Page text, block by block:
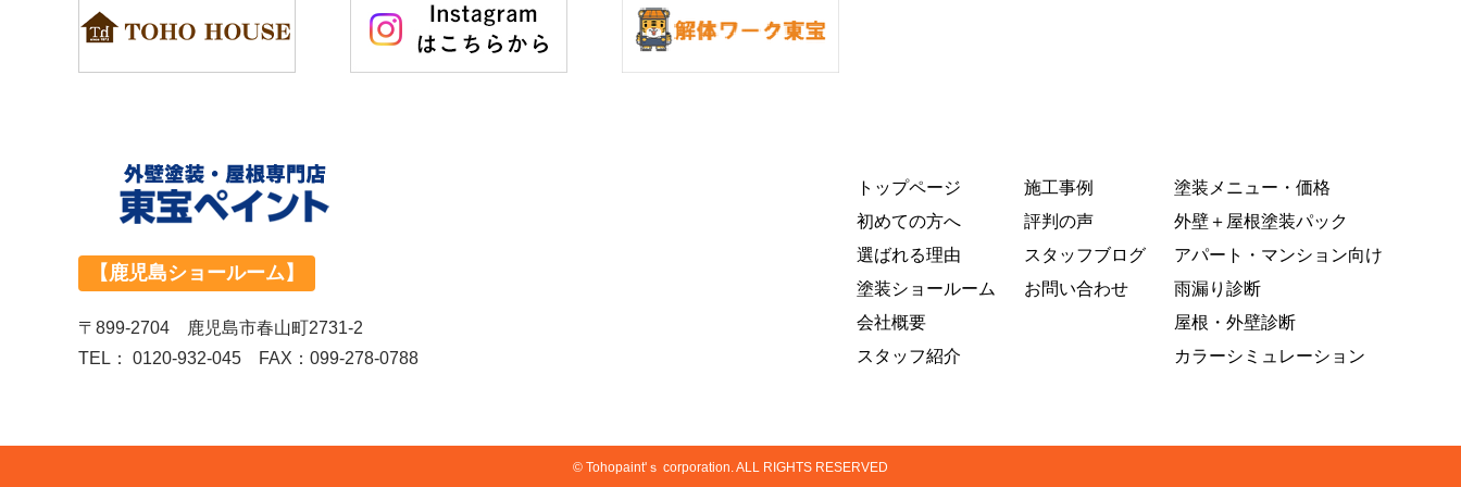
【鹿児島ショールーム】
〒899-2704 鹿児島市春山町2731-2
TEL： 0120-932-045 FAX：099-278-0788
トップページ
初めての方へ
選ばれる理由
塗装ショールーム
会社概要
スタッフ紹介
施工事例
評判の声
スタッフブログ
お問い合わせ
塗装メニュー・価格
外壁＋屋根塗装パック
アパート・マンション向け
雨漏り診断
屋根・外壁診断
カラーシミュレーション
© Tohopaint'ｓ corporation. ALL RIGHTS RESERVED